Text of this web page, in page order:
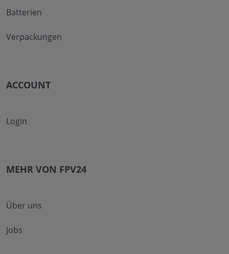
Batterien
Verpackungen
ACCOUNT
Login
MEHR VON FPV24
Über uns
Jobs